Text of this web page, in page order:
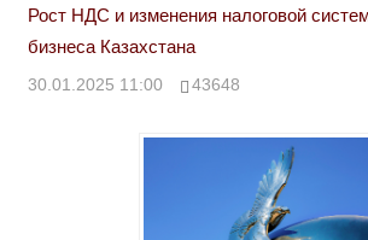
Рост НДС и изменения налоговой
бизнеса Казахстана
30.01.2025 11:00 43648